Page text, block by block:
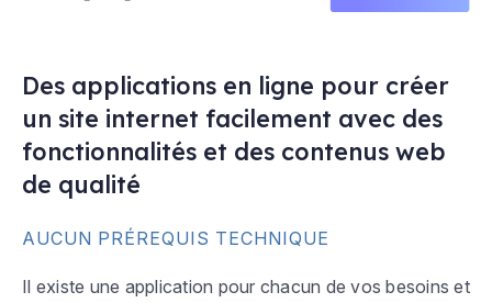
Des applications en ligne pour créer
un site internet facilement avec des
fonctionnalités et des contenus web
de qualité
AUCUN PRÉREQUIS TECHNIQUE
Il existe une application pour chacun de vos besoins et